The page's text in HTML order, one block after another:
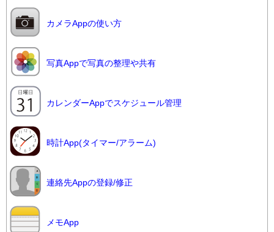
カメラAppの使い方
写真Appで写真の整理や共有
カレンダーAppでスケジュール管理
時計App(タイマー/アラーム)
連絡先Appの登録/修正
メモApp